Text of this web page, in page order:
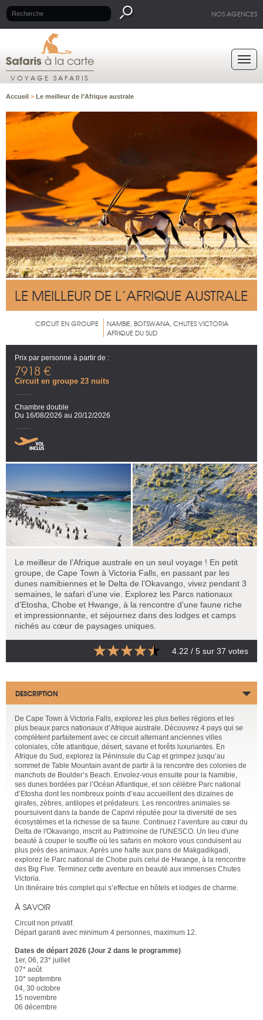
NOS AGENCES
VOYAGE SAFARIS
Accueil > Le meilleur de l’Afrique australe
LE MEILLEUR DE L’AFRIQUE AUSTRALE
CIRCUIT EN GROUPE
NAMBIE, BOTSWANA, CHUTES VICTORIA
AFRIQUE DU SUD
Prix par personne à partir de :
7918 €
Circuit en groupe 23 nuits
Chambre double
Du 16/08/2026 au 20/12/2026
Le meilleur de l’Afrique australe en un seul voyage ! En petit
groupe, de Cape Town à Victoria Falls, en passant par les
dunes namibiennes et le Delta de l’Okavango, vivez pendant 3
semaines, le safari d’une vie. Explorez les Parcs nationaux
d’Etosha, Chobe et Hwange, à la rencontre d’une faune riche
et impressionnante, et séjournez dans des lodges et camps
nichés au cœur de paysages uniques.
4.22 / 5 sur 37 votes
DESCRIPTION
De Cape Town à Victoria Falls, explorez les plus belles régions et les
plus beaux parcs nationaux d’Afrique australe. Découvrez 4 pays qui se
complètent parfaitement avec ce circuit alternant anciennes villes
coloniales, côte atlantique, désert, savane et forêts luxuriantes. En
Afrique du Sud, explorez la Péninsule du Cap et grimpez jusqu’au
sommet de Table Mountain avant de partir à la rencontre des colonies de
manchots de Boulder’s Beach. Envolez-vous ensuite pour la Namibie,
ses dunes bordées par l’Océan Atlantique, et son célèbre Parc national
d’Etosha dont les nombreux points d’eau accueillent des dizaines de
girafes, zèbres, antilopes et prédateurs. Les rencontres animales se
poursuivent dans la bande de Caprivi réputée pour la diversité de ses
écosystèmes et la richesse de sa faune. Continuez l’aventure au cœur du
Delta de l'Okavango, inscrit au Patrimoine de l'UNESCO. Un lieu d'une
beauté à couper le souffle où les safaris en mokoro vous conduisent au
plus près des animaux. Après une halte aux pans de Makgadikgadi,
explorez le Parc national de Chobe puis celui de Hwange, à la rencontre
des Big Five. Terminez cette aventure en beauté aux immenses Chutes
Victoria.
Un itinéraire très complet qui s’effectue en hôtels et lodges de charme.
À SAVOIR
Circuit non privatif.
Départ garanti avec minimum 4 personnes, maximum 12.
Dates de départ 2026 (Jour 2 dans le programme)
1er, 06, 23* juillet
07* août
10* septembre
04, 30 octobre
15 novembre
06 décembre